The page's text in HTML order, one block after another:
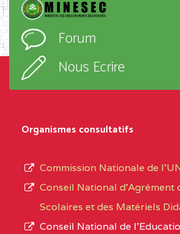
Forum
Nous Ecrire
Organismes consultatifs
Commission Nationale de
Conseil National d’Agrément
Scolaires et des Matériels
Conseil National de